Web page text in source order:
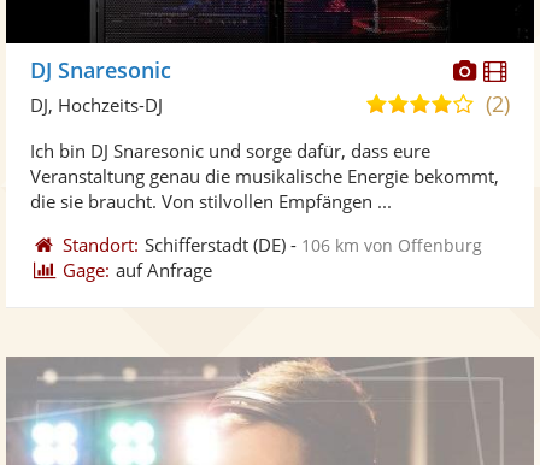
DJ Snaresonic
4,1
Sternen
(2)
DJ, Hochzeits-DJ
Ich bin DJ Snaresonic und sorge dafür, dass eure
Veranstaltung genau die musikalische Energie bekommt,
die sie braucht. Von stilvollen Empfängen ...
Standort: Schifferstadt (DE) - 106 km von Offenburg
Gage: auf Anfrage